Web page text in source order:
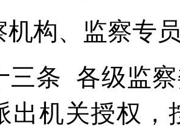
、监察专员
各级监察
出机关授权